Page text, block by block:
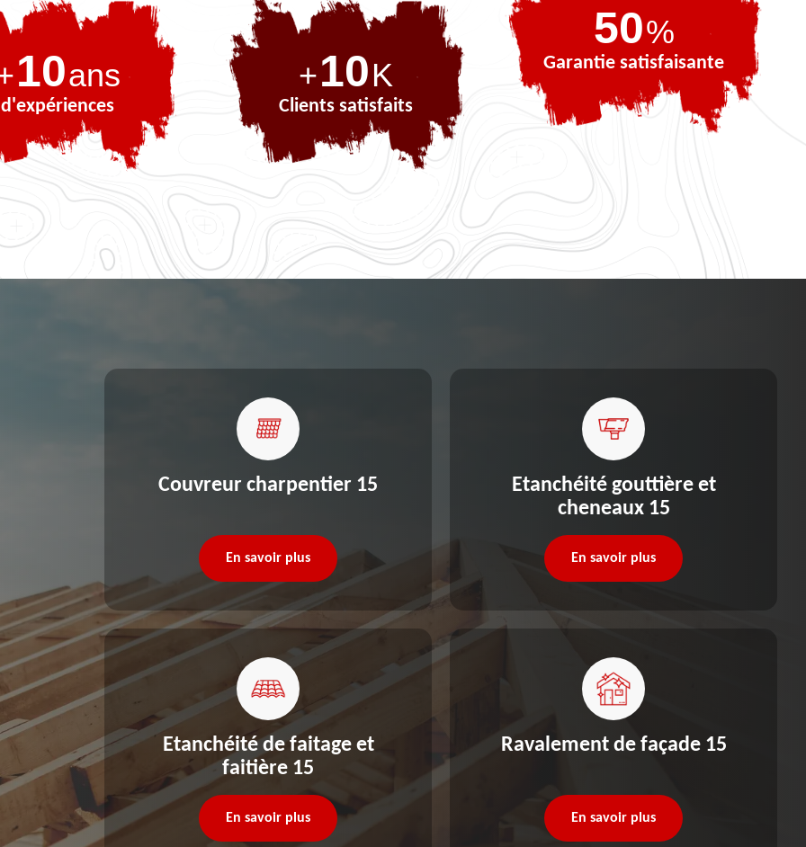
10ans
d'expériences
+10K
Clients satisfaits
72%
Garantie satisfaisante
Couvreur charpentier 15
En savoir plus
Etanchéité de faitage et
faitière 15
En savoir plus
Etanchéité gouttière et
cheneaux 15
En savoir plus
Ravalement de façade 15
En savoir plus